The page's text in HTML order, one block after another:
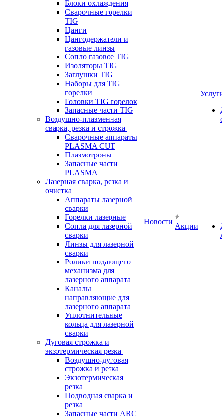
Блоки охлаждения
Сварочные горелки
TIG
Цанги
Цангодержатели и
газовые линзы
Сопло газовое TIG
Изоляторы TIG
Заглушки TIG
Наборы для TIG
горелки
Головки TIG горелок
Запасные части TIG
Воздушно-плазменная
сварка, резка и строжка
Сварочные аппараты
PLASMA CUT
Плазмотроны
Запасные части
PLASMA
Лазерная сварка, резка и
очистка
Аппараты лазерной
сварки
Горелки лазерные
Сопла для лазерной
сварки
Линзы для лазерной
сварки
Ролики подающего
механизма для
лазерного аппарата
Каналы
направляющие для
лазерного аппарата
Уплотнительные
кольца для лазерной
сварки
Дуговая строжка и
экзотермическая резка
Воздушно-дуговая
строжка и резка
Экзотермическая
резка
Подводная сварка и
резка
Запасные части ARC
Новости
Акции